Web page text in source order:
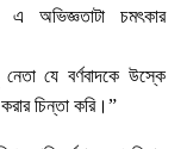
অভিজ্ঞতাটা চমৎকার
যে বর্ণবাদকে উস্কে
চিন্তা করি।”